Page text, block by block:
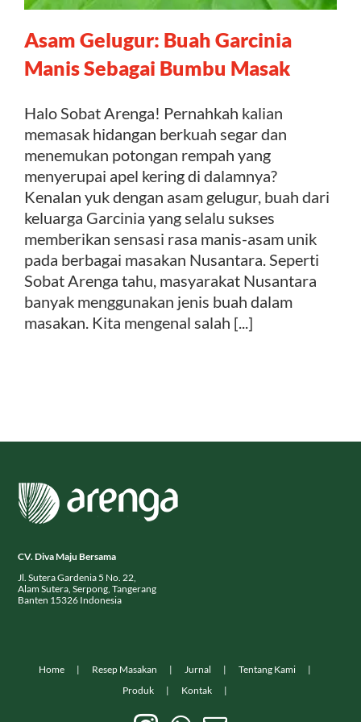
Kontak
Asam Gelugur: Buah Garcinia
Manis Sebagai Bumbu Masak
Halo Sobat Arenga! Pernahkah kalian
memasak hidangan berkuah segar dan
menemukan potongan rempah yang
menyerupai apel kering di dalamnya?
Kenalan yuk dengan asam gelugur, buah dari
keluarga Garcinia yang selalu sukses
memberikan sensasi rasa manis-asam unik
pada berbagai masakan Nusantara. Seperti
Sobat Arenga tahu, masyarakat Nusantara
banyak menggunakan jenis buah dalam
masakan. Kita mengenal salah [...]
CV. Diva Maju Bersama
Jl. Sutera Gardenia 5 No. 22,
Alam Sutera, Serpong, Tangerang
Banten 15326 Indonesia
Home Resep Masakan Jurnal
Tentang Kami
Produk
Kontak